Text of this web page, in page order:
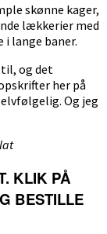
skønne kager,
lækkerier med
i lange baner.
og det
her på
Og jeg
KLIK PÅ
BESTILLE